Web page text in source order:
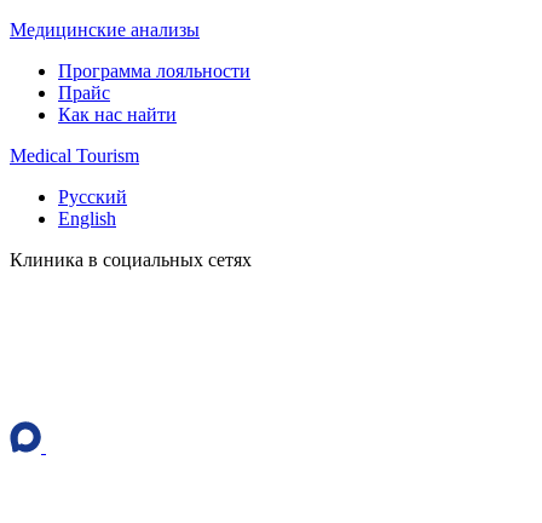
Медицинские анализы
Программа лояльности
Прайс
Как нас найти
Medical Tourism
Русский
English
Клиника в социальных сетях